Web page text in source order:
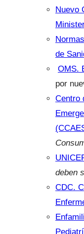
Nuevo
de
OMS.
por
Centro
deben
CDC.